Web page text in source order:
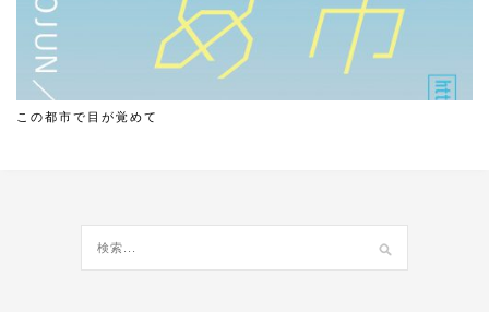
この都市で目が覚めて